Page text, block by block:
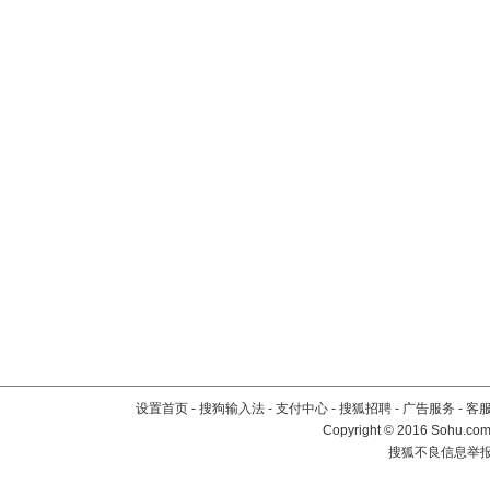
设置首页 - 搜狗输入法 - 支付中心 - 搜狐招聘 - 广告服务 - 客
Copyright©2016
搜狐不良信息举